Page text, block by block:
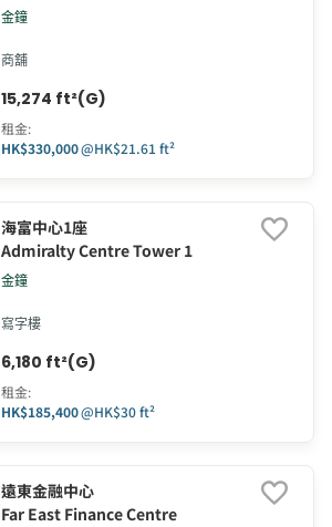
金鐘
商舖
15,274 ft²(G)
租金:
HK$330,000@HK$21.61 ft²
海富中心1座
Admiralty Centre Tower 1
金鐘
寫字樓
6,180 ft²(G)
租金:
HK$185,400@HK$30 ft²
遠東金融中心
Far East Finance Centre